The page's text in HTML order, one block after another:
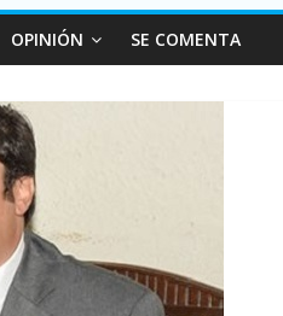
OPINIÓN SE COMENTA